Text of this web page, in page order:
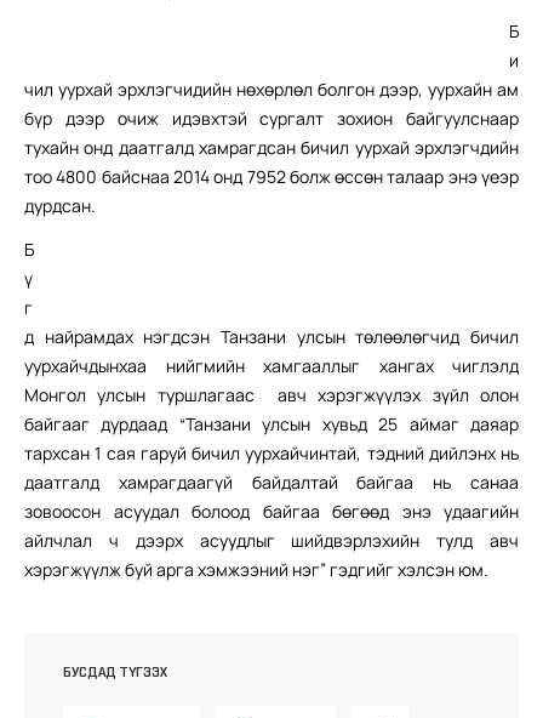
Б
и
чил уурхай эрхлэгчидийн нөхөрлөл болгон дээр, уурхайн ам
бүр дээр очиж идэвхтэй сургалт зохион байгуулснаар
тухайн онд даатгалд хамрагдсан бичил уурхай эрхлэгчдийн
тоо 4800 байснаа 2014 онд 7952 болж өссөн талаар энэ үеэр
дурдсан.
Б
ү
г
д найрамдах нэгдсэн Танзани улсын төлөөлөгчид бичил
уурхайчдынхаа нийгмийн хамгааллыг хангах чиглэлд
Монгол улсын туршлагаас авч хэрэгжүүлэх зүйл олон
байгааг дурдаад “Танзани улсын хувьд 25 аймаг даяар
тархсан 1 сая гаруй бичил уурхайчинтай, тэдний дийлэнх нь
даатгалд хамрагдаагүй байдалтай байгаа нь санаа
зовоосон асуудал болоод байгаа бөгөөд энэ удаагийн
айлчлал ч дээрх асуудлыг шийдвэрлэхийн тулд авч
хэрэгжүүлж буй арга хэмжээний нэг” гэдгийг хэлсэн юм.
БУСДАД ТҮГЭЭХ